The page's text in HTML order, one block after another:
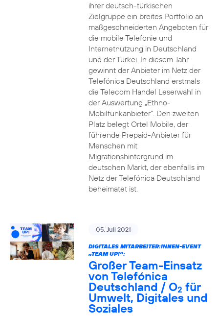
ihrer deutsch-türkischen
Zielgruppe ein breites Portfolio an
maßgeschneiderten Angeboten für
die mobile Telefonie und
Internetnutzung in Deutschland
und der Türkei. In diesem Jahr
gewinnt der Anbieter im Netz der
Telefónica Deutschland erstmals
die Telecom Handel Leserwahl in
der Auswertung „Ethno-
Mobilfunkanbieter“. Den zweiten
Platz belegt Ortel Mobile, der
führende Prepaid-Anbieter für
Menschen mit
Migrationshintergrund im
deutschen Markt, der ebenfalls im
Netz der Telefónica Deutschland
beheimatet ist.
05. Juli 2021
DIGITALES MITARBEITER:INNEN-EVENT
„TEAM UP!“:
Großer Team-Einsatz
von Telefónica
Deutschland / O2 für
Umwelt, Digitales und
Soziales